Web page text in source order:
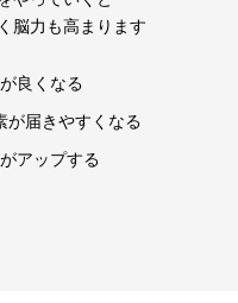
脳力も高まります
良くなる
が届きやすくなる
アップする